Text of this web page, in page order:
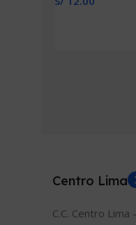
Centro Lima
C.C. Centro Lima